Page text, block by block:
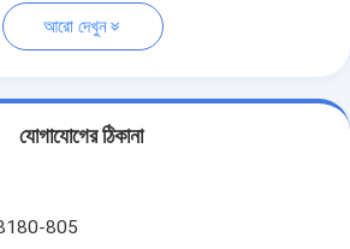
আরো দেখুন
যোগাযোগের ঠিকানা
805